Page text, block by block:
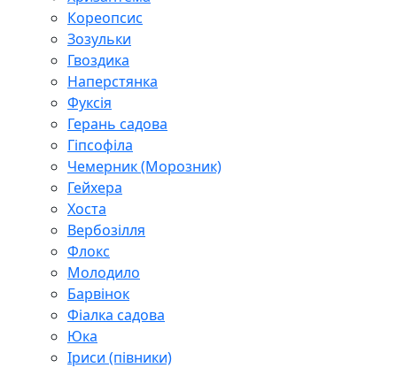
Кореопсис
Зозульки
Гвоздика
Наперстянка
Фуксія
Герань садова
Гіпсофіла
Чемерник (Морозник)
Гейхера
Хоста
Вербозілля
Флокс
Молодило
Барвінок
Фіалка садова
Юка
Іриси (півники)